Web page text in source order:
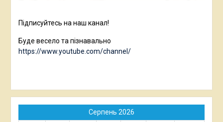
Підписуйтесь на наш канал!
Буде весело та пізнавально
https://www.youtube.com/channel/
Серпень 2026